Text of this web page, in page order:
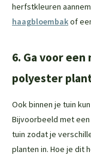
herfstkleuren
haagbloembakof
6. Ga voor
polyester
Ook binnen je tuin
Bijvoorbeeld met
tuin zodat je
planten in. Hoe je dit